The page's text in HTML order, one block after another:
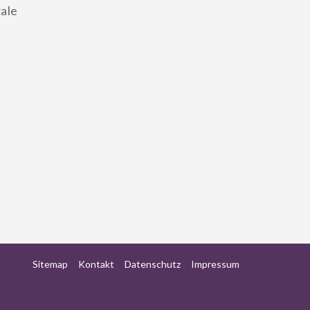
Sitemap Kontakt Datenschutz Impressum